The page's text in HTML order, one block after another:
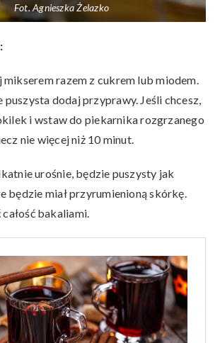
Fot. Agnieszka Żelazko
mikserem razem z cukrem lub miodem.
puszysta dodaj przyprawy. Jeśli chcesz,
i wstaw do piekarnika rozgrzanego
nie więcej niż 10 minut.
urośnie, będzie puszysty jak
będzie miał przyrumienioną skórkę.
bakaliami.